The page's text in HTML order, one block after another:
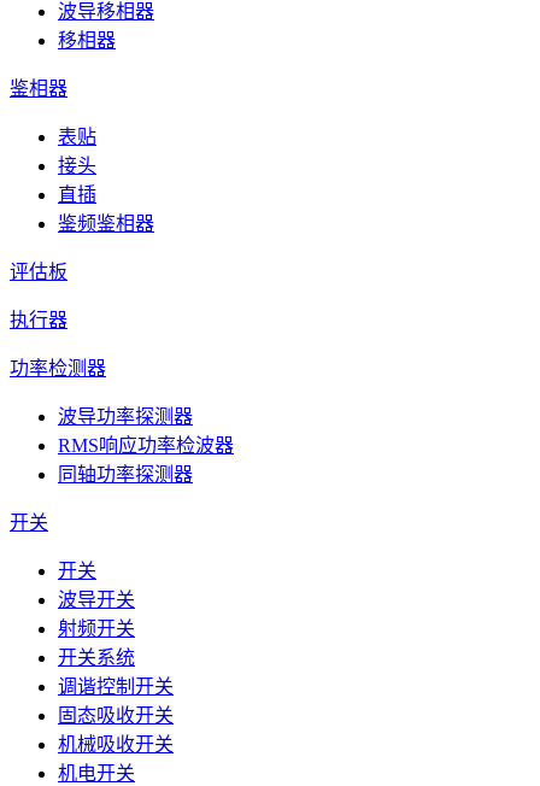
波导移相器
移相器
鉴相器
表贴
接头
直插
鉴频鉴相器
评估板
执行器
功率检测器
波导功率探测器
RMS响应功率检波器
同轴功率探测器
开关
开关
波导开关
射频开关
开关系统
调谐控制开关
固态吸收开关
机械吸收开关
机电开关